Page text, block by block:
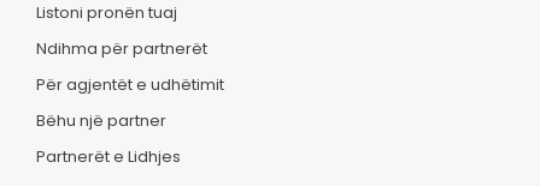
Listoni pronën tuaj
Ndihma për partnerët
Për agjentët e udhëtimit
Bëhu një partner
Partnerët e Lidhjes